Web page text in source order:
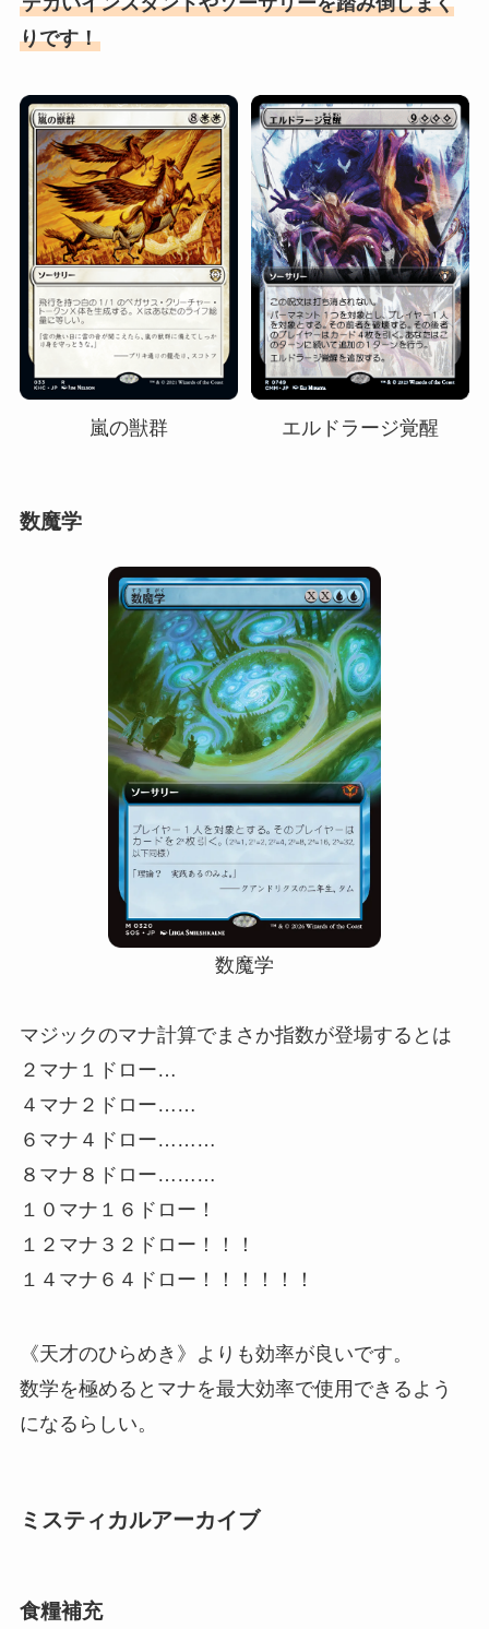
りです！
嵐の獣群 エルドラージ覚醒
数魔学
数魔学
マジックのマナ計算でまさか指数が登場するとは
２マナ１ドロー…
４マナ２ドロー……
６マナ４ドロー………
８マナ８ドロー………
１０マナ１６ドロー！
１２マナ３２ドロー！！！
１４マナ６４ドロー！！！！！！
《天才のひらめき》よりも効率が良いです。
数学を極めるとマナを最大効率で使用できるよう
になるらしい。
ミスティカルアーカイブ
食糧補充